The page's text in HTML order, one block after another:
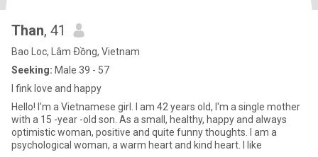
Than, 41
Bao Loc, Lâm Ðồng, Vietnam
Seeking: Male 39 - 57
I fink love and happy
Hello! I'm a Vietnamese girl. I am 42 years old, I'm a single mother
with a 15 -year -old son. As a small, healthy, happy and always
optimistic woman, positive and quite funny thoughts. I am a
psychological woman, a warm heart and kind heart. I like